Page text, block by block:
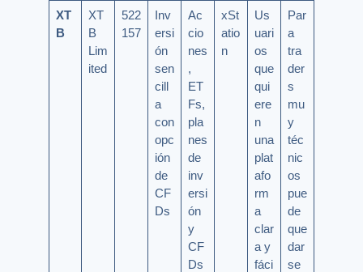
XT
B
XT
B
Lim
ited
522
157
Inv
ersi
ón
sen
cill
a
con
opc
ión
de
CF
Ds
Ac
cio
nes
,
ET
Fs,
pla
nes
de
inv
ersi
ón
y
CF
Ds
xSt
atio
n
Us
uari
os
que
qui
ere
n
una
plat
afo
rm
a
clar
a y
fáci
Par
a
tra
der
s
mu
y
téc
nic
os
pue
de
que
dar
se